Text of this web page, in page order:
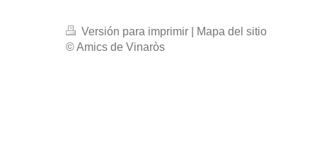
Versión para imprimir
Mapa del sitio
© Amics de Vinaròs